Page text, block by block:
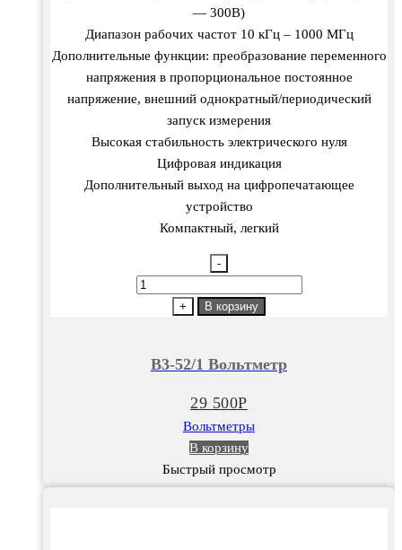
— 300В)
Диапазон рабочих частот 10 кГц – 1000 МГц
Дополнительные функции: преобразование переменного
напряжения в пропорциональное постоянное
напряжение, внешний однократный/периодический
запуск измерения
Высокая стабильность электрического нуля
Цифровая индикация
Дополнительный выход на цифропечатающее
устройство
Компактный, легкий
-
Количество
Вольтметр
+ В корзину
В3-52/1 Вольтметр
29 500Р
Вольтметры
В корзину
Быстрый просмотр